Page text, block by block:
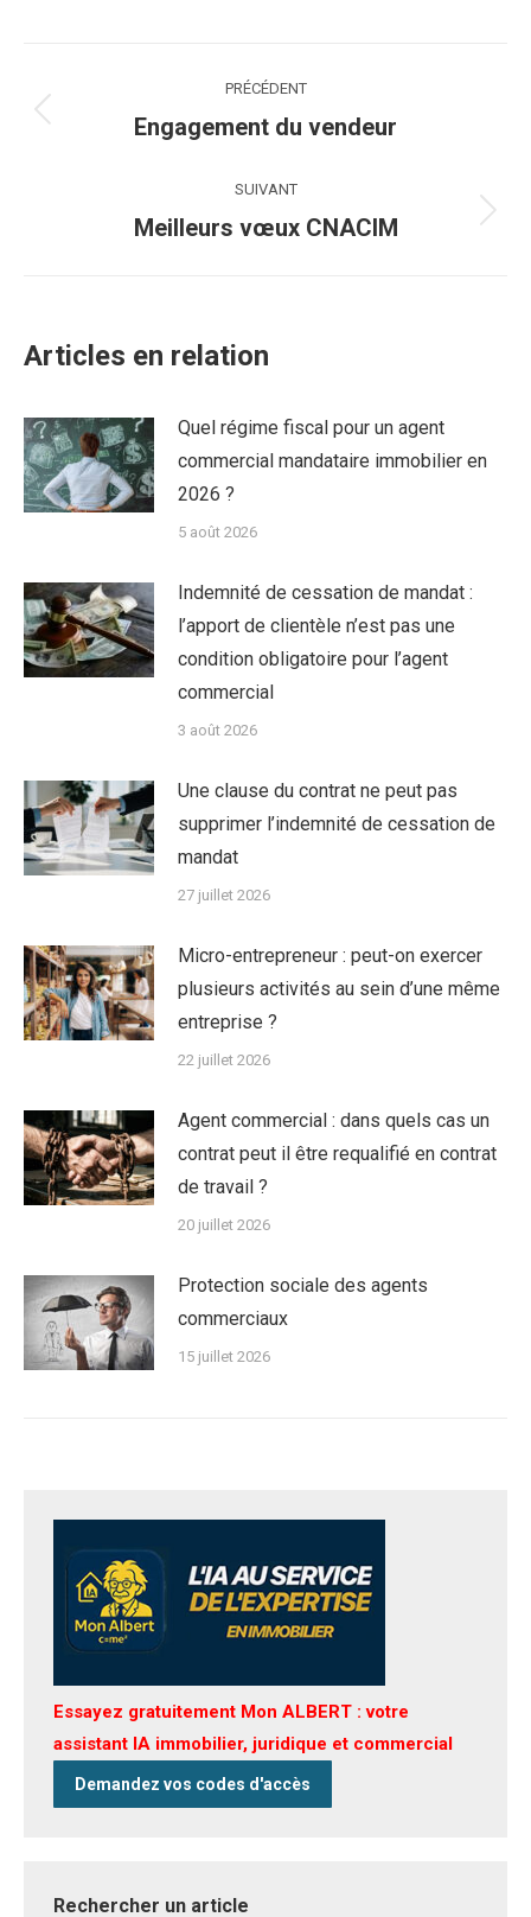
article
PRÉCÉDENT
Article
:
Engagement du vendeur
SUIVANT
Article
Meilleurs vœux CNACIM
Articles en relation
Quel régime fiscal pour un agent
commercial mandataire immobilier en
2026 ?
5 août 2026
Indemnité de cessation de mandat :
l’apport de clientèle n’est pas une
condition obligatoire pour l’agent
commercial
3 août 2026
Une clause du contrat ne peut pas
supprimer l’indemnité de cessation de
mandat
27 juillet 2026
Micro-entrepreneur : peut-on exercer
plusieurs activités au sein d’une même
entreprise ?
22 juillet 2026
Agent commercial : dans quels cas un
contrat peut il être requalifié en contrat
de travail ?
20 juillet 2026
Protection sociale des agents
commerciaux
15 juillet 2026
Essayez gratuitement Mon ALBERT : votre
assistant IA immobilier, juridique et commercial
Demandez vos codes d'accès
Rechercher un article